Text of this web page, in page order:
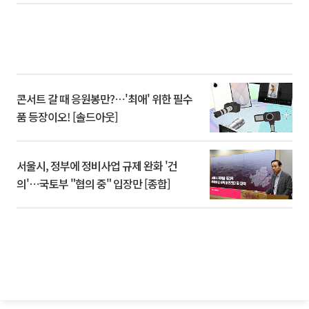
콘서트 갈 때 응원봉만?⋯'최애' 위한 필수
품 등장이오! [솔드아웃]
서울시, 정부에 정비사업 규제 완화 '건
의'⋯국토부 "협의 중" 입장만 [종합]